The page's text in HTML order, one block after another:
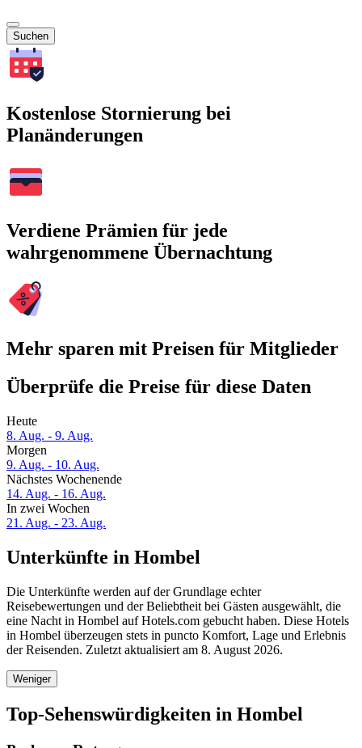
Suchen
Kostenlose Stornierung bei
Planänderungen
Verdiene Prämien für jede
wahrgenommene Übernachtung
Mehr sparen mit Preisen für Mitglieder
Überprüfe die Preise für diese Daten
Heute
8. Aug. - 9. Aug.
Morgen
9. Aug. - 10. Aug.
Nächstes Wochenende
14. Aug. - 16. Aug.
In zwei Wochen
21. Aug. - 23. Aug.
Unterkünfte in Hombel
Die Unterkünfte werden auf der Grundlage echter
Reisebewertungen und der Beliebtheit bei Gästen ausgewählt, die
eine Nacht in Hombel auf Hotels.com gebucht haben. Diese Hotels
in Hombel überzeugen stets in puncto Komfort, Lage und Erlebnis
der Reisenden. Zuletzt aktualisiert am 8. August 2026.
Weniger
Top-Sehenswürdigkeiten in Hombel